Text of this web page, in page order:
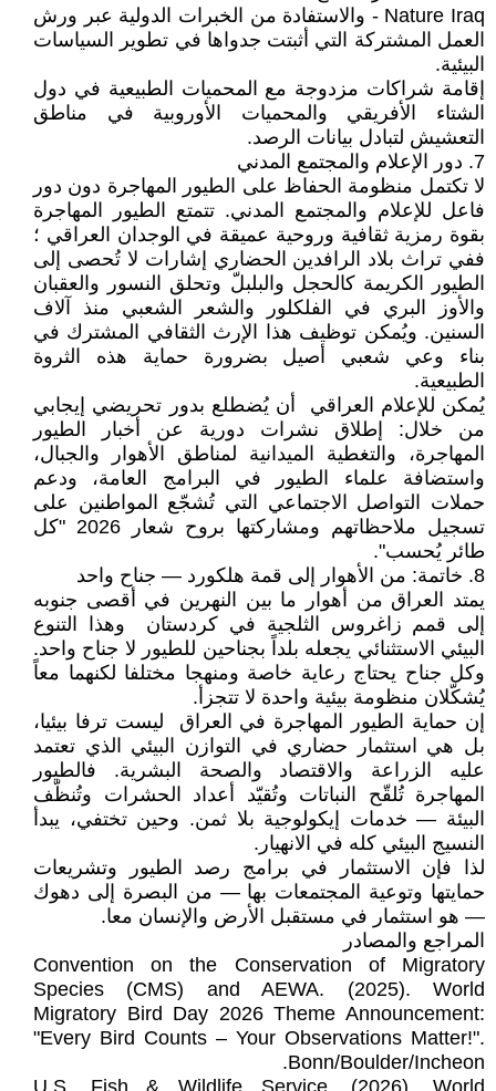
Nature Iraq - والاستفادة من الخبرات الدولية عبر ورش
العمل المشتركة التي أثبتت جدواها في تطوير السياسات
البيئية.
إقامة شراكات مزدوجة مع المحميات الطبيعية في دول
الشتاء الأفريقي والمحميات الأوروبية في مناطق
التعشيش لتبادل بيانات الرصد.
7. دور الإعلام والمجتمع المدني
لا تكتمل منظومة الحفاظ على الطيور المهاجرة دون دور
فاعل للإعلام والمجتمع المدني. تتمتع الطيور المهاجرة
بقوة رمزية ثقافية وروحية عميقة في الوجدان العراقي ؛
ففي تراث بلاد الرافدين الحضاري إشارات لا تُحصى إلى
الطيور الكريمة كالحجل والبلبلّ وتحلق النسور والعقبان
والأوز البري في الفلكلور والشعر الشعبي منذ آلاف
السنين. ويُمكن توظيف هذا الإرث الثقافي المشترك في
بناء وعي شعبي أصيل بضرورة حماية هذه الثروة
الطبيعية.
يُمكن للإعلام العراقي أن يُضطلع بدور تحريضي إيجابي
من خلال: إطلاق نشرات دورية عن أخبار الطيور
المهاجرة، والتغطية الميدانية لمناطق الأهوار والجبال،
واستضافة علماء الطيور في البرامج العامة، ودعم
حملات التواصل الاجتماعي التي تُشجّع المواطنين على
تسجيل ملاحظاتهم ومشاركتها بروح شعار 2026 "كل
طائر يُحسب".
8. خاتمة: من الأهوار إلى قمة هلكورد — جناح واحد
يمتد العراق من أهوار ما بين النهرين في أقصى جنوبه
إلى قمم زاغروس الثلجية في كردستان وهذا التنوع
البيئي الاستثنائي يجعله بلداً بجناحين للطيور لا جناح واحد.
وكل جناح يحتاج رعاية خاصة ومنهجا مختلفا لكنهما معاً
يُشكّلان منظومة بيئية واحدة لا تتجزأ.
إن حماية الطيور المهاجرة في العراق ليست ترفا بيئيا،
بل هي استثمار حضاري في التوازن البيئي الذي تعتمد
عليه الزراعة والاقتصاد والصحة البشرية. فالطيور
المهاجرة تُلقّح النباتات وتُقيّد أعداد الحشرات وتُنظّف
البيئة — خدمات إيكولوجية بلا ثمن. وحين تختفي، يبدأ
النسيج البيئي كله في الانهيار.
لذا فإن الاستثمار في برامج رصد الطيور وتشريعات
حمايتها وتوعية المجتمعات بها — من البصرة إلى دهوك
— هو استثمار في مستقبل الأرض والإنسان معا.
المراجع والمصادر
Convention on the Conservation of Migratory
Species (CMS) and AEWA. (2025). World
Migratory Bird Day 2026 Theme Announcement:
"Every Bird Counts – Your Observations Matter!".
Bonn/Boulder/Incheon.